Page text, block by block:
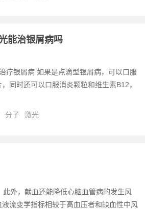
能治银屑病吗
疗银屑病 如果是点滴型银屑病，可以口服
同时还可以口服消炎颗粒和维生素B12，
分子 激光
外，献血还能降低心脑血管病的发生风
流变学指标相较于高血压者和缺血性中风